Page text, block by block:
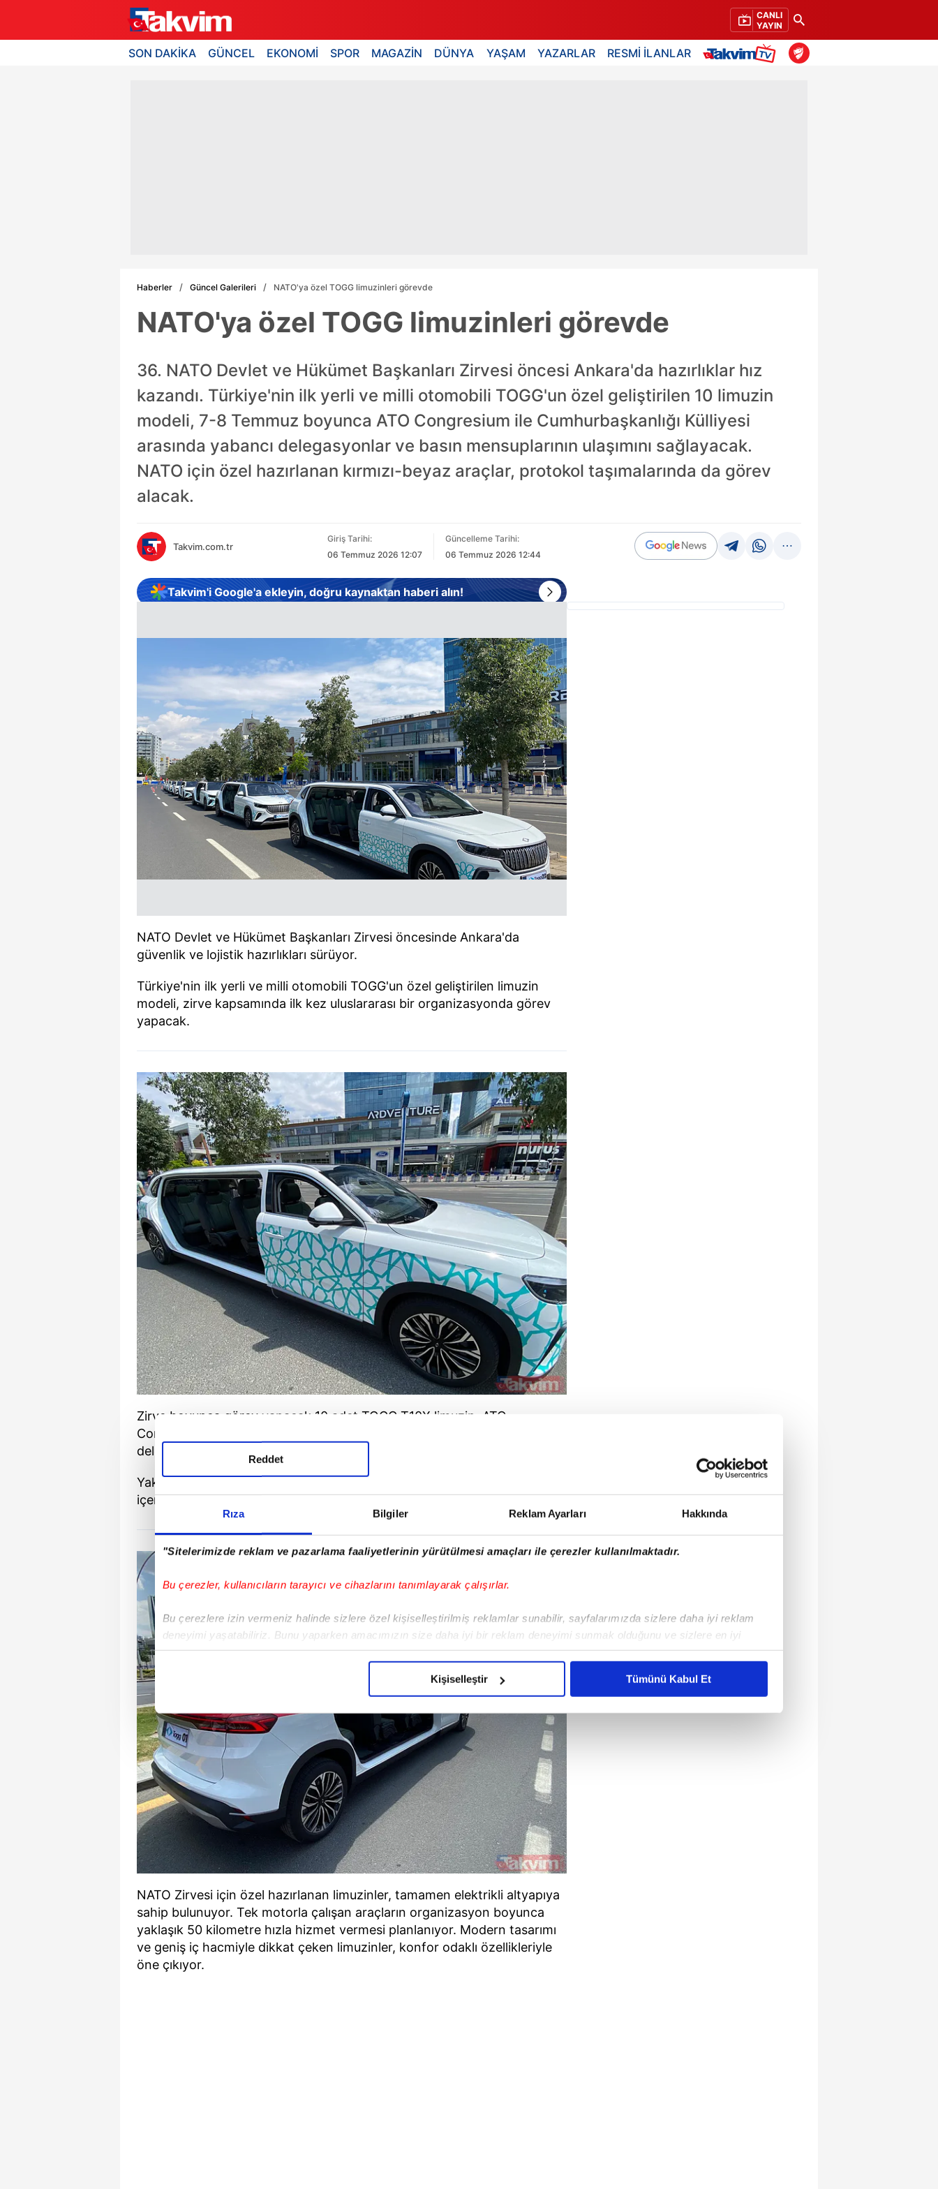
Rıza Bilgiler Reklam Ayarları Hakkında
"Sitelerimizde reklam ve pazarlama faaliyetlerinin yürütülmesi amaçları ile çerezler kullanılmaktadır.
Bu çerezler, kullanıcıların tarayıcı ve cihazlarını tanımlayarak çalışırlar.
Bu çerezlere izin vermeniz halinde sizlere özel kişiselleştirilmiş reklamlar sunabilir, sayfalarımızda sizlere daha iyi reklam
deneyimi yaşatabiliriz. Bunu yaparken amacımızın size daha iyi bir reklam deneyimi sunmak olduğunu ve sizlere en iyi
içerikleri sunabilmek adına elimizden gelen çabayı gösterdiğimizi ve bu noktada, reklamların maliyetlerimizi karşılamak
Sizlere daha iyi bir hizmet sunabilmek için İnternet Sitemizde kendimize ve üçüncü kişilere ait çerezler kullanılmaktadır. Bu
çerezler vasıtasıyla çeşitli kişisel verileriniz işlenmekte olup gerekli olan çerezler bilgi toplumu hizmetlerinin sunulması
amacıyla kullanılmaktadır. Diğer çerezler, sitemizin daha işlevsel kılınması ve kişiselleştirilmesi ve sizlere yönelik
reklam/pazarlama faaliyetlerinin yapılması, amaçlarıyla sınırlı olarak açık rızanız dahilinde kullanılacaktır.
Çerezlere ilişkin tercihlerinizi aşağıda yer alan panel vasıtasıyla belirleyebilirsiniz. Çerezlere ilişkin detaylı bilgi için Ayarlar
Çerez Bilgilendirme Metnimiziziyaret edebilirsiniz.
6698 sayılı Kişisel Verilerin Korunması Kanunu uyarınca hazırlanmış Aydınlatma Metnimizi okumak ve sitemizde ilgili
Reddet
Kişiselleştir Tümünü Kabul Et
CANLI
YAYIN
SON DAKİKA GÜNCEL EKONOMİ SPOR MAGAZİN DÜNYA YAŞAM YAZARLAR RESMİ İLANLAR
Haberler Güncel Galerileri NATO'ya özel TOGG limuzinleri görevde
NATO'ya özel TOGG limuzinleri görevde
36. NATO Devlet ve Hükümet Başkanları Zirvesi öncesi Ankara'da hazırlıklar hız
kazandı. Türkiye'nin ilk yerli ve milli otomobili TOGG'un özel geliştirilen 10 limuzin
modeli, 7-8 Temmuz boyunca ATO Congresium ile Cumhurbaşkanlığı Külliyesi
arasında yabancı delegasyonlar ve basın mensuplarının ulaşımını sağlayacak.
NATO için özel hazırlanan kırmızı-beyaz araçlar, protokol taşımalarında da görev
alacak.
Takvim.com.tr
Giriş Tarihi:
06 Temmuz 2026 12:07
Güncelleme Tarihi:
06 Temmuz 2026 12:44
Takvim'i Google'a ekleyin, doğru kaynaktan haberi alın!
NATO Devlet ve Hükümet Başkanları Zirvesi öncesinde Ankara'da
güvenlik ve lojistik hazırlıkları sürüyor.
Türkiye'nin ilk yerli ve milli otomobili TOGG'un özel geliştirilen limuzin
modeli, zirve kapsamında ilk kez uluslararası bir organizasyonda görev
yapacak.
Zirve boyunca görev yapacak 10 adet TOGG T10X limuzin, ATO
Congresium ile Cumhurbaşkanlığı Külliyesi arasında yabancı
delegasyonların ve basın mensuplarının ulaşımını sağlayacak.
Yaklaşık 8 kişi kapasiteli kırmızı-beyaz renkte hazırlanan araçlar, Külliye
içerisindeki protokol taşımalarında da kullanılacak.
NATO Zirvesi için özel hazırlanan limuzinler, tamamen elektrikli altyapıya
sahip bulunuyor. Tek motorla çalışan araçların organizasyon boyunca
yaklaşık 50 kilometre hızla hizmet vermesi planlanıyor. Modern tasarımı
ve geniş iç hacmiyle dikkat çeken limuzinler, konfor odaklı özellikleriyle
öne çıkıyor.